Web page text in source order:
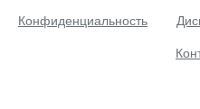
Конфиденциальность